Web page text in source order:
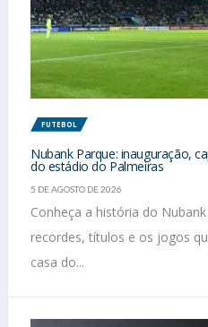
FUTEBOL
Nubank Parque: inauguração,
do estádio do Palmeiras
5 DE AGOSTO DE 2026
Conheça a história do
recordes, títulos e os jogos
casa do...